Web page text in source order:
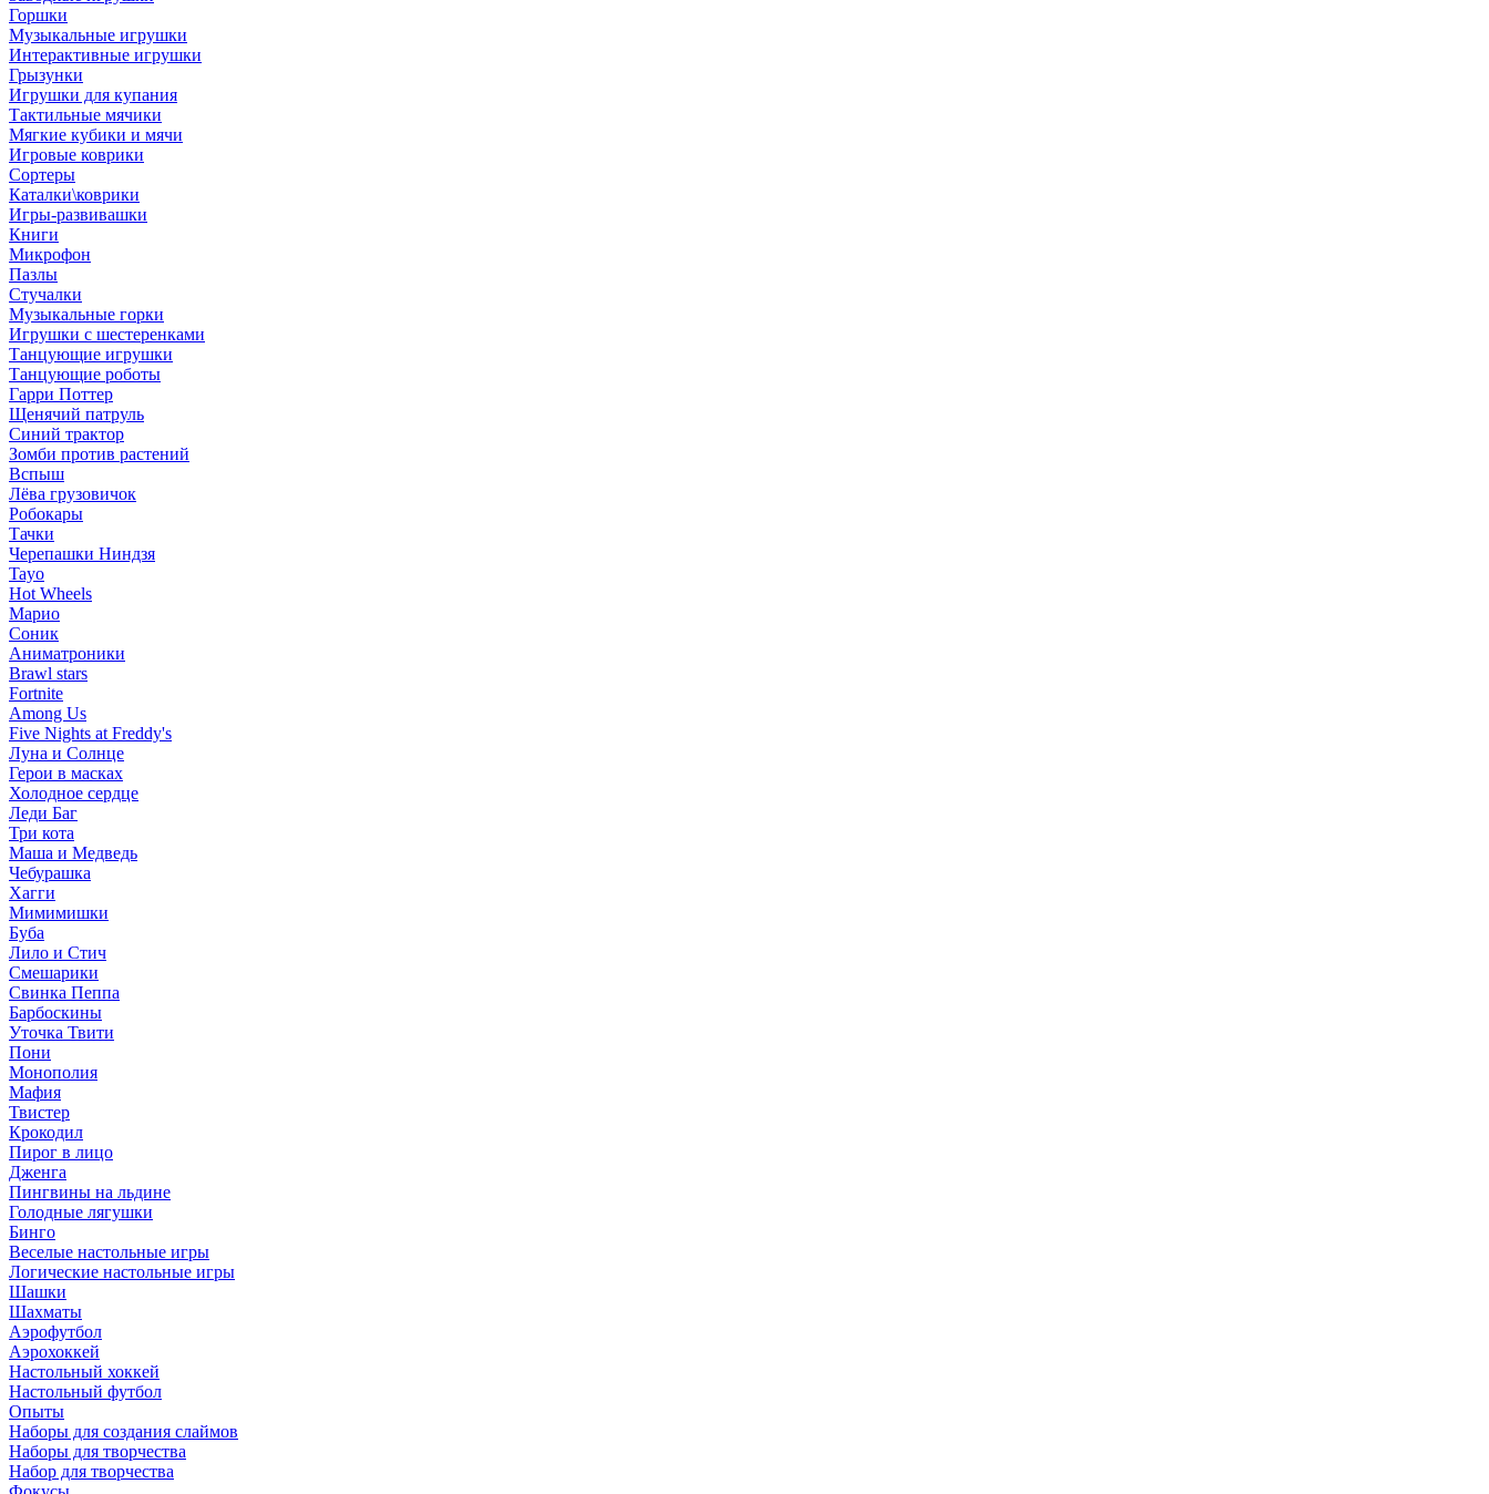
Горшки
Музыкальные игрушки
Интерактивные игрушки
Грызунки
Игрушки для купания
Тактильные мячики
Мягкие кубики и мячи
Игровые коврики
Сортеры
Каталки\коврики
Игры-развивашки
Книги
Микрофон
Пазлы
Стучалки
Музыкальные горки
Игрушки с шестеренками
Танцующие игрушки
Танцующие роботы
Гарри Поттер
Щенячий патруль
Синий трактор
Зомби против растений
Вспыш
Лёва грузовичок
Робокары
Тачки
Черепашки Ниндзя
Tayo
Hot Wheels
Марио
Соник
Аниматроники
Brawl stars
Fortnite
Among Us
Five Nights at Freddy's
Луна и Солнце
Герои в масках
Холодное сердце
Леди Баг
Три кота
Маша и Медведь
Чебурашка
Хагги
Мимимишки
Буба
Лило и Стич
Смешарики
Свинка Пеппа
Барбоскины
Уточка Твити
Пони
Монополия
Мафия
Твистер
Крокодил
Пирог в лицо
Дженга
Пингвины на льдине
Голодные лягушки
Бинго
Веселые настольные игры
Логические настольные игры
Шашки
Шахматы
Аэрофутбол
Аэрохоккей
Настольный хоккей
Настольный футбол
Опыты
Наборы для создания слаймов
Наборы для творчества
Набор для творчества